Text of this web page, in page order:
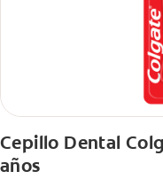
Cepillo Dental
años